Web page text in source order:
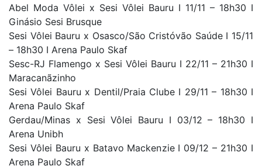
Abel Moda Vôlei x Sesi Vôlei Bauru I 11/11 – 18h30 I
Ginásio Sesi Brusque
Sesi Vôlei Bauru x Osasco/São Cristóvão Saúde I 15/11
– 18h30 I Arena Paulo Skaf
Sesc-RJ Flamengo x Sesi Vôlei Bauru I 22/11 – 21h30 I
Maracanãzinho
Sesi Vôlei Bauru x Dentil/Praia Clube I 29/11 – 18h30 I
Arena Paulo Skaf
Gerdau/Minas x Sesi Vôlei Bauru I 03/12 – 18h30 I
Arena Unibh
Sesi Vôlei Bauru x Batavo Mackenzie I 09/12 – 21h30 I
Arena Paulo Skaf